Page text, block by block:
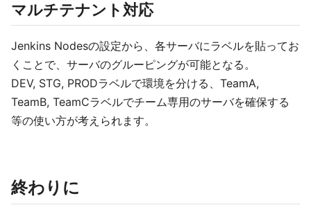
マルチテナント対応
Jenkins Nodesの設定から、各サーバにラベルを貼ってお
くことで、サーバのグルーピングが可能となる。
DEV, STG, PRODラベルで環境を分ける、TeamA,
TeamB, TeamCラベルでチーム専用のサーバを確保する
等の使い方が考えられます。
終わりに